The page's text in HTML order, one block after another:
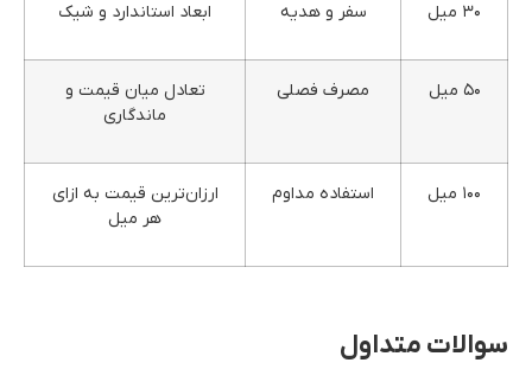
۳۰ میل سفر و هدیه ابعاد استاندارد و شیک
۵۰ میل مصرف فصلی
تعادل میان قیمت و
ماندگاری
۱۰۰ میل استفاده مداوم
ارزان‌ترین قیمت به ازای
هر میل
سوالات متداول